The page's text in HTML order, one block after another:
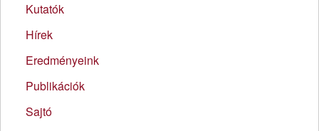
Kutatók
Hírek
Eredményeink
Publikációk
Sajtó